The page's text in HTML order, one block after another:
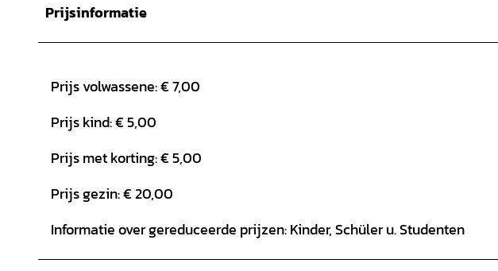
Prijsinformatie
Prijs volwassene: € 7,00
Prijs kind: € 5,00
Prijs met korting: € 5,00
Prijs gezin: € 20,00
Informatie over gereduceerde prijzen: Kinder, Schüler u. Studenten